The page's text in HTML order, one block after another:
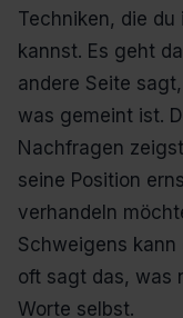
Techniken, die
kannst. Es geht
andere Seite
was gemeint ist.
Nachfragen
seine Position
verhandeln
Schweigens
oft sagt das, was
Worte selbst.